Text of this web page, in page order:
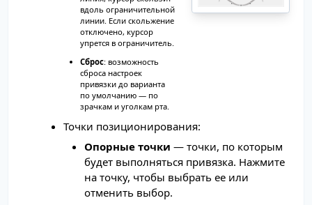
вдоль ограничительной
линии. Если скольжение
отключено, курсор
упрется в ограничитель.
Сброс: возможность
сброса настроек
привязки до варианта
по умолчанию — по
зрачкам и уголкам рта.
Точки позиционирования:
Опорные точки — точки, по которым
будет выполняться привязка. Нажмите
на точку, чтобы выбрать ее или
отменить выбор.